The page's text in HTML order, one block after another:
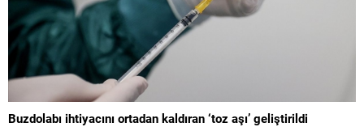
Buzdolabı ihtiyacını ortadan kaldıran ‘toz aşı’ geliştirildi